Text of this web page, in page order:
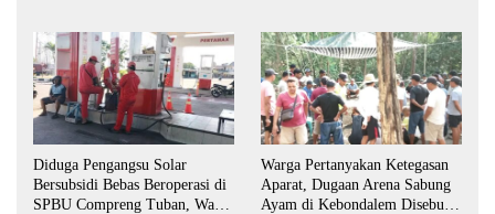
Diduga Pengangsu Solar
Bersubsidi Bebas Beroperasi di
SPBU Compreng Tuban, Warga
Warga Pertanyakan Ketegasan
Aparat, Dugaan Arena Sabung
Ayam di Kebondalem Disebut